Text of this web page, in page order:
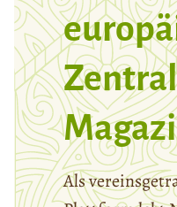
Als